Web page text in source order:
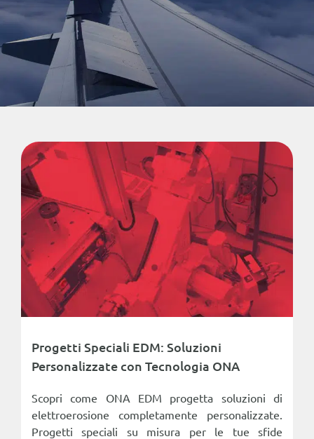
Italiano
Progetti Speciali EDM: Soluzioni
Personalizzate con Tecnologia ONA
Scopri come ONA EDM progetta soluzioni di
elettroerosione completamente personalizzate.
Progetti speciali su misura per le tue sfide